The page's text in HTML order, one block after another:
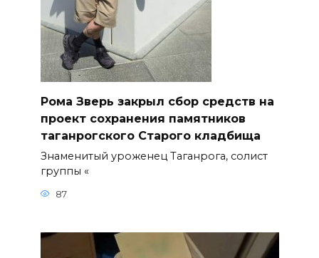
Рома Зверь закрыл сбор средств на
проект сохранения памятников
таганрогского Старого кладбища
Знаменитый уроженец Таганрога, солист
группы «
87